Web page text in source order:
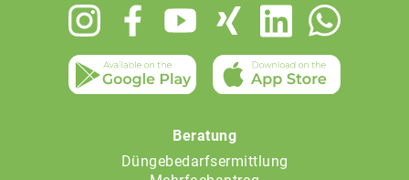
Beratung
Düngebedarfsermittlung